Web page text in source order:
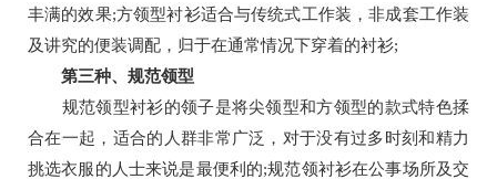
丰满的效果;方领型衬衫适合与传统式工作装，非成套工作装
及讲究的便装调配，归于在通常情况下穿着的衬衫;
第三种、规范领型
规范领型衬衫的领子是将尖领型和方领型的款式特色揉
合在一起，适合的人群非常广泛，对于没有过多时刻和精力
挑选衣服的人士来说是最便利的;规范领衬衫在公事场所及交